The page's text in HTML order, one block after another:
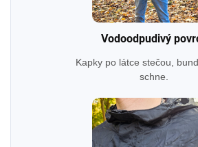
Vodoodpudivý
Kapky po látce stečou,
schne.